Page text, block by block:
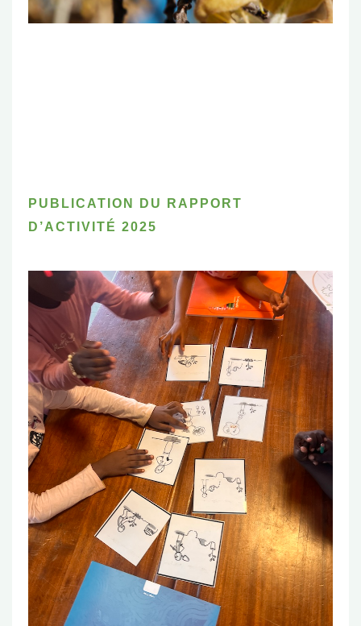
PUBLICATION DU RAPPORT
D’ACTIVITÉ 2025